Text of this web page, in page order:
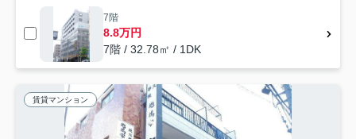
7階
8.8万円
7階 / 32.78㎡ / 1DK
賃貸マンション